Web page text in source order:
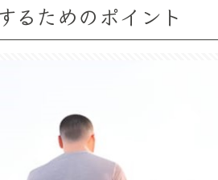
るためのポイント